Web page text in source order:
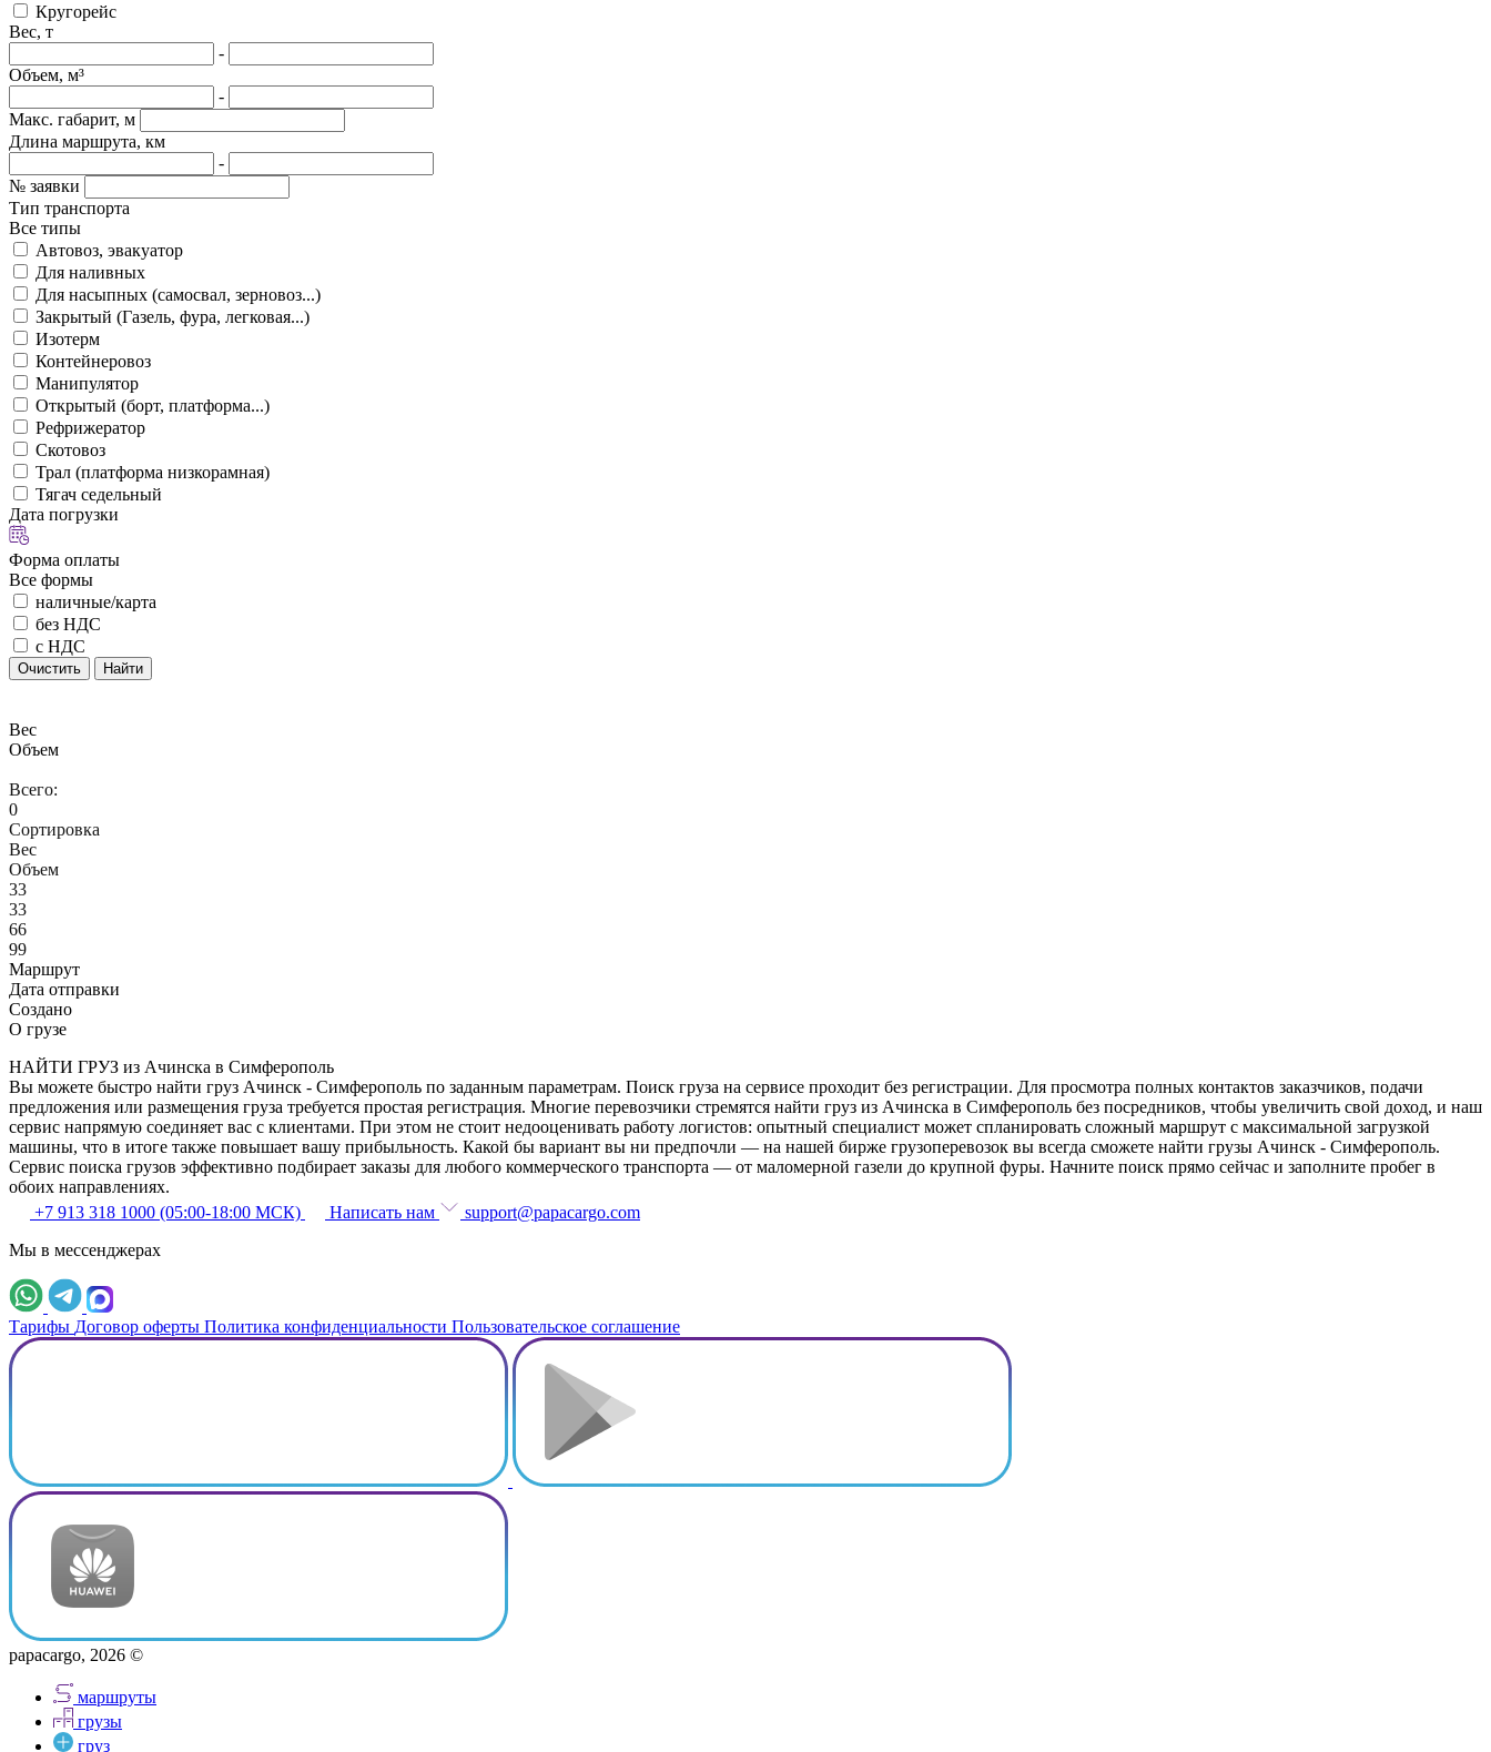
Кругорейс
Вес, т
-
Объем, м³
-
Макс. габарит, м
Длина маршрута, км
-
№ заявки
Тип транспорта
Все типы
Автовоз, эвакуатор
Для наливных
Для насыпных (самосвал, зерновоз...)
Закрытый (Газель, фура, легковая...)
Изотерм
Контейнеровоз
Манипулятор
Открытый (борт, платформа...)
Рефрижератор
Скотовоз
Трал (платформа низкорамная)
Тягач седельный
Дата погрузки
Форма оплаты
Все формы
наличные/карта
без НДС
с НДС
Очистить Найти
Вес
Объем
Всего:
0
Сортировка
Вес
Объем
33
33
66
99
Маршрут
Дата отправки
Создано
О грузе
НАЙТИ ГРУЗ из Ачинска в Симферополь
Вы можете быстро найти груз Ачинск - Симферополь по заданным параметрам. Поиск груза на сервисе проходит без регистрации. Для просмотра полных контактов заказчиков, подачи
предложения или размещения груза требуется простая регистрация. Многие перевозчики стремятся найти груз из Ачинска в Симферополь без посредников, чтобы увеличить свой доход, и наш
сервис напрямую соединяет вас с клиентами. При этом не стоит недооценивать работу логистов: опытный специалист может спланировать сложный маршрут с максимальной загрузкой
машины, что в итоге также повышает вашу прибыльность. Какой бы вариант вы ни предпочли — на нашей бирже грузоперевозок вы всегда сможете найти грузы Ачинск - Симферополь.
Сервис поиска грузов эффективно подбирает заказы для любого коммерческого транспорта — от маломерной газели до крупной фуры. Начните поиск прямо сейчас и заполните пробег в
обоих направлениях.
+7 913 318 1000 (05:00-18:00 МСК)
Написать нам
support@papacargo.com
Мы в мессенджерах
Тарифы Договор оферты Политика конфиденциальности Пользовательское соглашение
papacargo, 2026 ©
маршруты
грузы
груз